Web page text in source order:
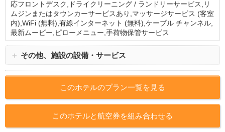
応フロントデスク,ドライクリーニング / ランドリーサービス,リ
ムジンまたはタウンカーサービスあり,マッサージサービス (客室
内),WiFi (無料),有線インターネット (無料),ケーブル チャンネル,
最新ムービー,ピローメニュー,手荷物保管サービス
＋ その他、施設の設備・サービス
このホテルのプラン一覧を見る
このホテルと航空券を組み合わせる